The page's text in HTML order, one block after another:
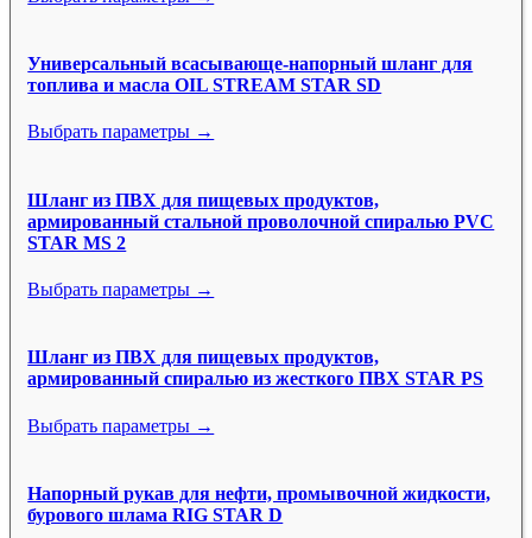
Универсальный всасывающе-напорный шланг для
топлива и масла OIL STREAM STAR SD
Выбрать параметры →
Шланг из ПВХ для пищевых продуктов,
армированный стальной проволочной спиралью PVC
STAR MS 2
Выбрать параметры →
Шланг из ПВХ для пищевых продуктов,
армированный спиралью из жесткого ПВХ STAR PS
Выбрать параметры →
Напорный рукав для нефти, промывочной жидкости,
бурового шлама RIG STAR D